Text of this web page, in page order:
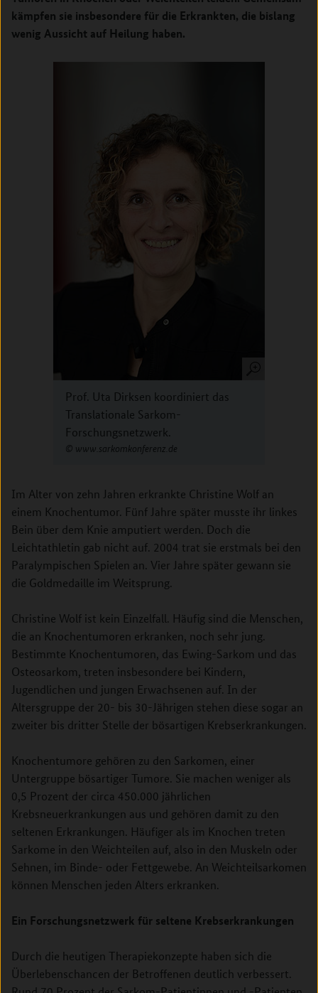
kämpfen sie insbesondere für die Erkrankten, die bislang
wenig Aussicht auf Heilung haben.
Prof. Uta Dirksen koordiniert das
Translationale Sarkom-
Forschungsnetzwerk.
www.sarkomkonferenz.de
Im Alter von zehn Jahren erkrankte Christine Wolf an
einem Knochentumor. Fünf Jahre später musste ihr linkes
Bein über dem Knie amputiert werden. Doch die
Leichtathletin gab nicht auf. 2004 trat sie erstmals bei den
Paralympischen Spielen an. Vier Jahre später gewann sie
die Goldmedaille im Weitsprung.
Christine Wolf ist kein Einzelfall. Häufig sind die Menschen,
die an Knochentumoren erkranken, noch sehr jung.
Bestimmte Knochentumoren, das Ewing-Sarkom und das
Osteosarkom, treten insbesondere bei Kindern,
Jugendlichen und jungen Erwachsenen auf. In der
Altersgruppe der 20- bis 30-Jährigen stehen diese sogar an
zweiter bis dritter Stelle der bösartigen Krebserkrankungen.
Knochentumore gehören zu den Sarkomen, einer
Untergruppe bösartiger Tumore. Sie machen weniger als
0,5 Prozent der circa 450.000 jährlichen
Krebsneuerkrankungen aus und gehören damit zu den
seltenen Erkrankungen. Häufiger als im Knochen treten
Sarkome in den Weichteilen auf, also in den Muskeln oder
Sehnen, im Binde- oder Fettgewebe. An Weichteilsarkomen
können Menschen jeden Alters erkranken.
Ein Forschungsnetzwerk für seltene Krebserkrankungen
Durch die heutigen Therapiekonzepte haben sich die
Überlebenschancen der Betroffenen deutlich verbessert.